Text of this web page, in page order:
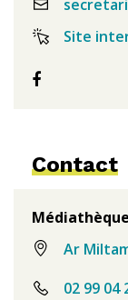
Site
Facebook
Contact
Ar
02 99 04